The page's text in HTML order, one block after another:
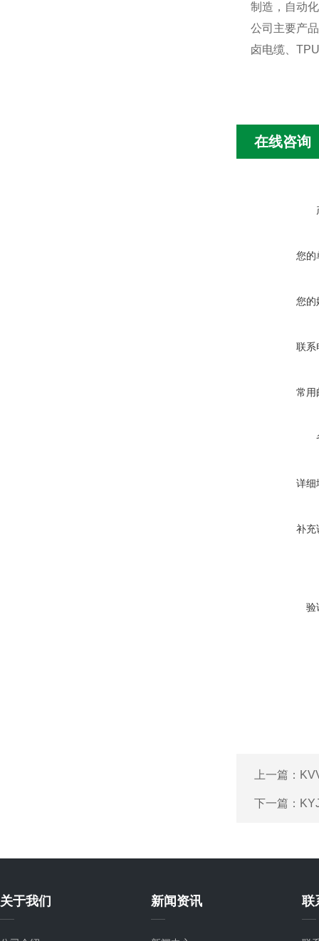
制造，自动
公司主要产
卤电缆、
在线咨询
您的
您的
联系
常用
详细
补充
验
上一篇：
下一篇：
关于我们 新闻资讯 联